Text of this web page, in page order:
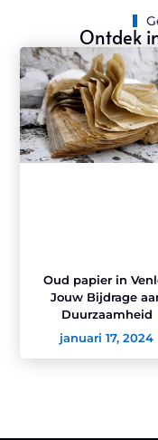
Ontdek
Oud papier in
Jouw Bijdrage
Duurzaamheid
januari 17, 2024